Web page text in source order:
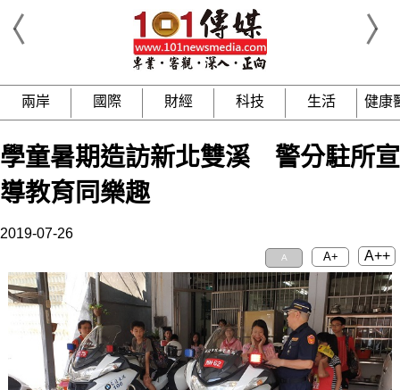
兩岸 國際 財經 科技 生活 健康
學童暑期造訪新北雙溪 警分駐所宣
導教育同樂趣
2019-07-26
A A+ A++